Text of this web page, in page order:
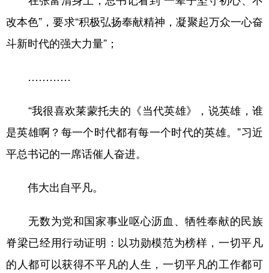
改本色”，要求“积极弘扬奉献精神，凝聚起万众一心奋
斗新时代的强大力量”；
“我很喜欢莱蒙托夫的《当代英雄》，说英雄，谁
是英雄啊？每一个时代都有每一个时代的英雄。”习近
平总书记的一席话催人奋进。
伟大出自平凡。
无数为党和国家事业呕心沥血、牺牲奉献的民族
脊梁已经用行动证明：以功勋模范为榜样，一切平凡
的人都可以获得不平凡的人生，一切平凡的工作都可